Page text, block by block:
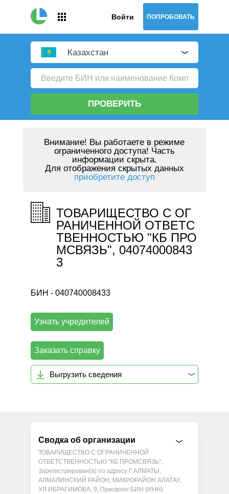
Войти ПОПРОБОВАТЬ
Казахстан
ПРОВЕРИТЬ
Внимание! Вы работаете в режиме
ограниченного доступа! Часть
информации скрыта.
Для отображения скрытых данных
приобретите доступ
ТОВАРИЩЕСТВО С ОГ
РАНИЧЕННОЙ ОТВЕТС
ТВЕННОСТЬЮ "КБ ПРО
МСВЯЗЬ", 04074000843
3
БИН - 040740008433
Узнать учредителей
Заказать справку
Выгрузить сведения
Сводка об организации
ТОВАРИЩЕСТВО С ОГРАНИЧЕННОЙ
ОТВЕТСТВЕННОСТЬЮ "КБ ПРОМСВЯЗЬ",
Зарегистрирован(а) по адресу Г.АЛМАТЫ,
АЛМАЛИНСКИЙ РАЙОН, МИКРОРАЙОН АЛАТАУ,
УЛ ИБРАГИМОВА, 9, Присвоен БИН (ИНН)